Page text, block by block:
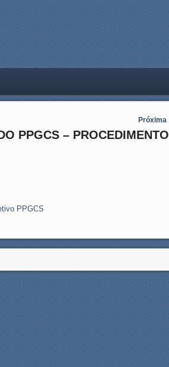
Próxima
PPGCS – PROCEDIMENTO
PPGCS